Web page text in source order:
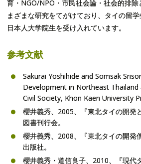
Thai: ขอบข่ายการวิจัย
外部資金獲得経歴
著書
学術論文
報告書
書評
口頭発表
修士・学士論文
育・NGO/NPO・市民社会論・社会的排除
まざまな研究をてがけており、タイの留
日本人大学院生を受け入れています。
参考文献
Sakurai Yoshihide and Somsak
Development in Northeast
Civil Society, Khon Kaen University
櫻井義秀、2005、『東北タイの開発
図書刊行会。
櫻井義秀、2008、『東北タイの開発
出版社。
櫻井義秀・道信良子、2010、『現代